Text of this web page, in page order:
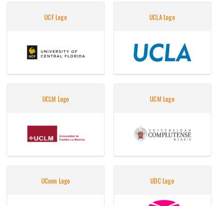
UCF Logo UCLA Logo
UCLM Logo UCM Logo
UConn Logo UDC Logo